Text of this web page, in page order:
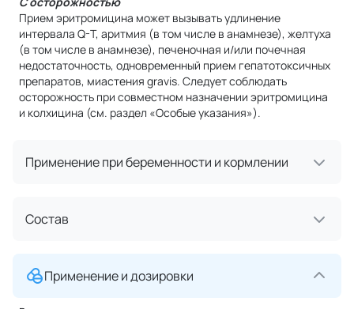
Прием эритромицина может вызывать удлинение
интервала Q-T, аритмия (в том числе в анамнезе), желтуха
(в том числе в анамнезе), печеночная и/или почечная
недостаточность, одновременный прием гепатотоксичных
препаратов, миастения gravis. Следует соблюдать
осторожность при совместном назначении эритромицина
и колхицина (см. раздел «Особые указания»).
Применение при беременности и кормлении
Состав
Применение и дозировки